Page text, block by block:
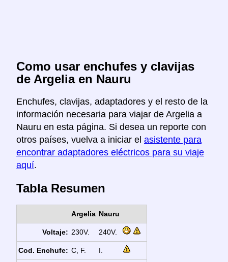
Como usar enchufes y clavijas
de Argelia en Nauru
Enchufes, clavijas, adaptadores y el resto de la
información necesaria para viajar de Argelia a
Nauru en esta página. Si desea un reporte con
otros países, vuelva a iniciar el asistente para
encontrar adaptadores eléctricos para su viaje
aquí.
Tabla Resumen
Argelia Nauru
Voltaje: 230V. 240V.
Cod. Enchufe: C, F. I.